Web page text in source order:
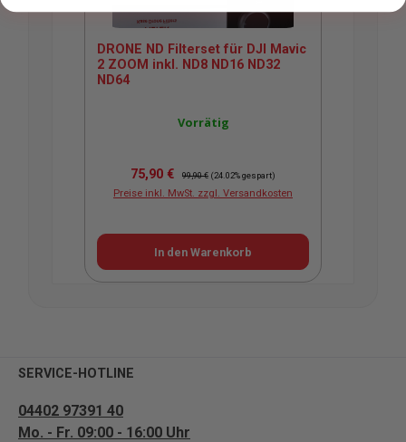
DRONE ND Filterset für DJI Mavic
2 ZOOM inkl. ND8 ND16 ND32
ND64
Vorrätig
Verkaufspreis:
75,90 € Regulärer Preis:
99,90 € (24.02% gespart)
Preise inkl. MwSt. zzgl. Versandkosten
In den Warenkorb
SERVICE-HOTLINE
04402 97391 40
Mo. - Fr. 09:00 - 16:00 Uhr